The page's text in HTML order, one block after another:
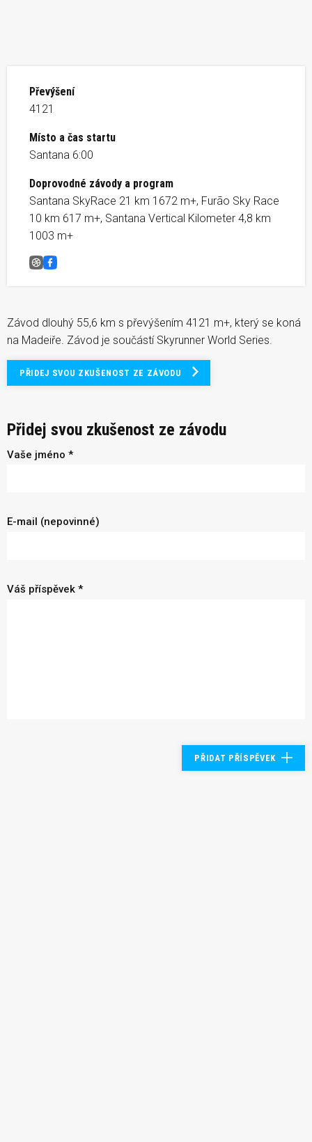
Převýšení
4121
Místo a čas startu
Santana 6:00
Doprovodné závody a program
Santana SkyRace 21 km 1672 m+, Furão Sky Race
10 km 617 m+, Santana Vertical Kilometer 4,8 km
1003 m+
Madeira Skyrace® &#8211; ZRUŠENO
Facebook
Závod dlouhý 55,6 km s převýšením 4121 m+, který se koná
na Madeiře. Závod je součástí Skyrunner World Series.
PŘIDEJ SVOU ZKUŠENOST ZE ZÁVODU
Přidej svou zkušenost ze závodu
Vaše jméno *
E-mail (nepovinné)
Váš příspěvek *
PŘIDAT PŘÍSPĚVEK